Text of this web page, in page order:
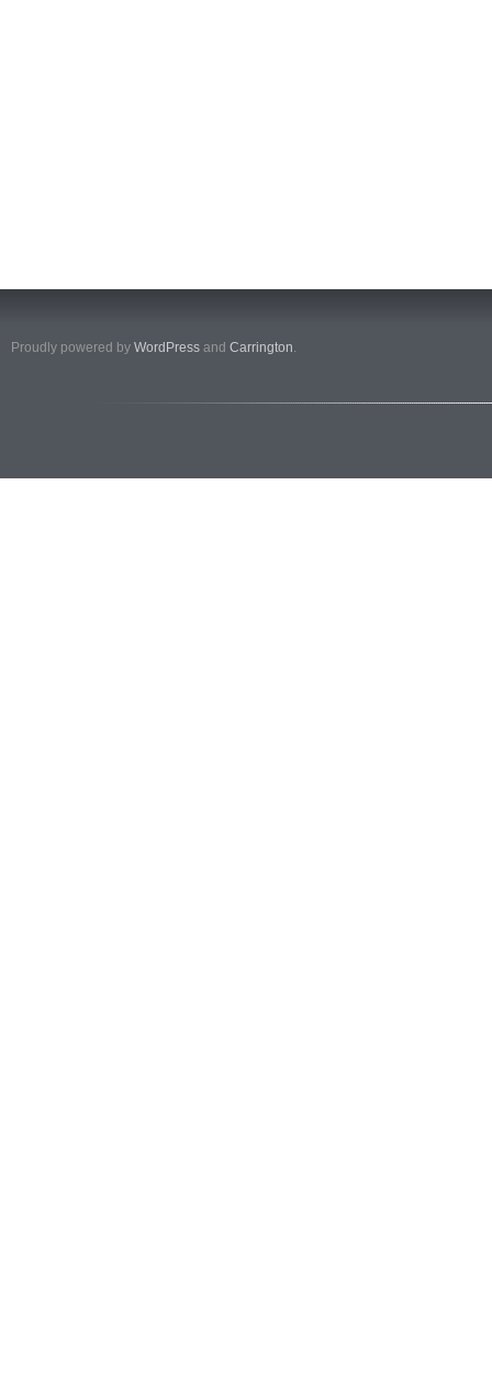
Proudly powered by WordPress and Carrington